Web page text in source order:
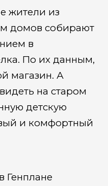
жители из
домов собирают
в
По их данным,
магазин. А
на старом
детскую
и комфортный
Генплане